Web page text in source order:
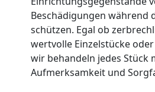
Beschädigungen während
schützen. Egal ob
wertvolle Einzelstücke
wir behandeln jedes Stück
Aufmerksamkeit und
Umzug
Wolfsberg